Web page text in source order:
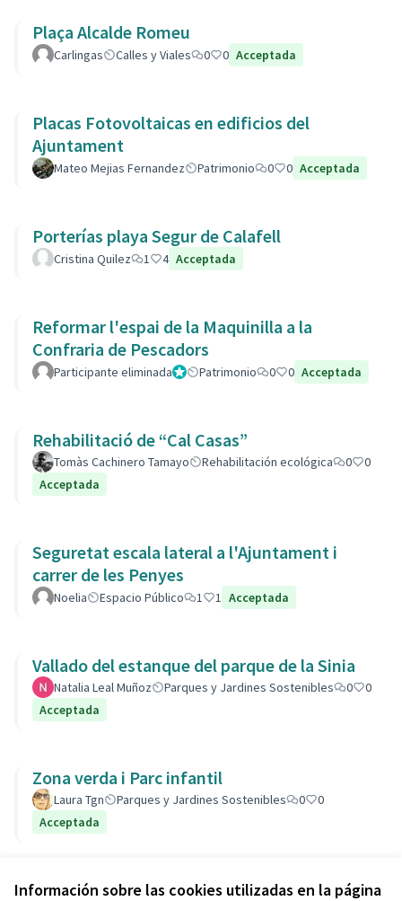
Información sobre las cookies utilizadas en la página
Plaça Alcalde Romeu
Carlingas Calles y Viales 0 0 Acceptada
Placas Fotovoltaicas en edificios del
Ajuntament
Mateo Mejias Fernandez Patrimonio 0 0 Acceptada
Porterías playa Segur de Calafell
Cristina Quilez 1 4 Acceptada
Reformar l'espai de la Maquinilla a la
Confraria de Pescadors
Participante eliminadaAdministrador
Patrimonio 0 0 Acceptada
Rehabilitació de “Cal Casas”
Tomàs Cachinero Tamayo Rehabilitación ecológica 0
0
Acceptada
Seguretat escala lateral a l'Ajuntament i
carrer de les Penyes
Noelia Espacio Público 1 1 Acceptada
Vallado del estanque del parque de la Sinia
Natalia Leal Muñoz Parques y Jardines Sostenibles 0
0
Acceptada
Zona verda i Parc infantil
Laura Tgn Parques y Jardines Sostenibles 0
0
Acceptada
Ver todas las propuestas retiradas